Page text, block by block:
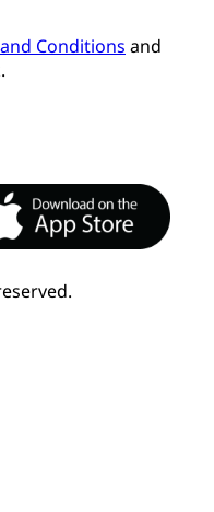
Conditions and